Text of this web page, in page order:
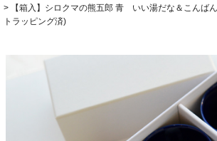
【箱入】シロクマの熊五郎 青 いい湯だな＆こんば
トラッピング済)